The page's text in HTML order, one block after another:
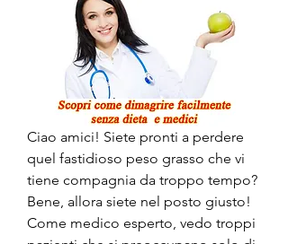
Ciao amici! Siete pronti a perdere
quel fastidioso peso grasso che vi
tiene compagnia da troppo tempo?
Bene, allora siete nel posto giusto!
Come medico esperto, vedo troppi